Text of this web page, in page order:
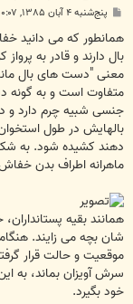
س
ت
پنج‌شنبه ۴ آبان ۱۳۸۵, ۱۰:۰۷ ق.ظ
همانطور که می دانید
معنی "دست های بال
متفاوت است و به گونه
جنسی شبیه چرم دارد و
بالهایش در طول
دهند کشیده شود. به
ماهرانه اطراف بدن
همانند بقیه
شان بچه می زایند.
موقعیت و حالت قرار
سرش آویزان بماند، به
خود بگیرد.